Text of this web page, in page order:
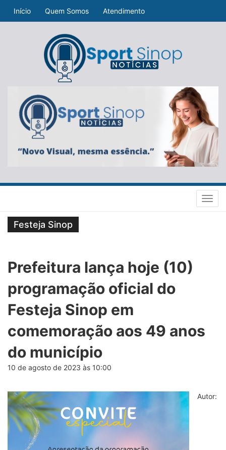
Início Quem Somos Atendimento
Festeja Sinop
Prefeitura lança hoje (10)
programação oficial do
Festeja Sinop em
comemoração aos 49 anos
do município
10 de agosto de 2023 às 10:00
Autor: